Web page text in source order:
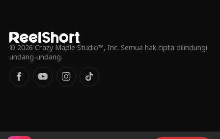
© 2026 Crazy Maple Studio™, Inc. Semua hak cipta dilindungi
undang-undang.